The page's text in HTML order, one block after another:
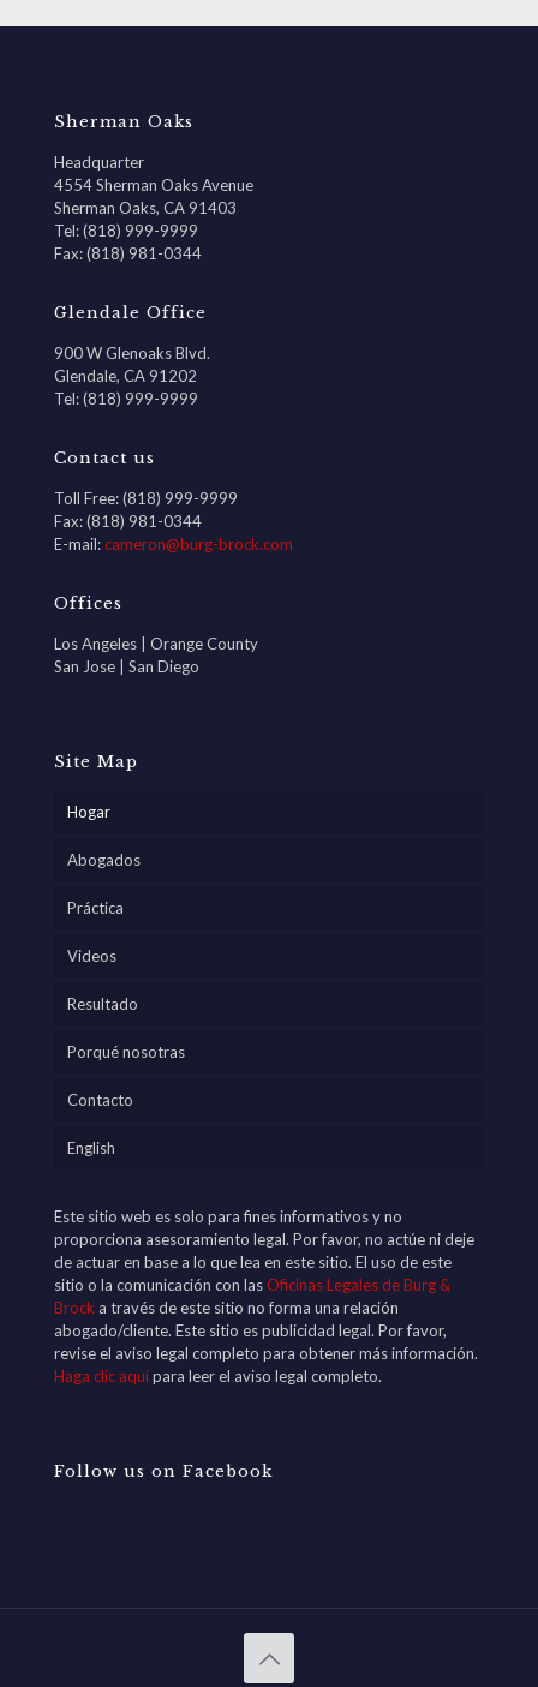
Sherman Oaks
Headquarter
4554 Sherman Oaks Avenue
Sherman Oaks, CA 91403
Tel: (818) 999-9999
Fax: (818) 981-0344
Glendale Office
900 W Glenoaks Blvd.
Glendale, CA 91202
Tel: (818) 999-9999
Contact us
Toll Free: (818) 999-9999
Fax: (818) 981-0344
E-mail:cameron@burg-brock.com
Offices
Los Angeles | Orange County
San Jose | San Diego
Site Map
Hogar
Abogados
Práctica
Videos
Resultado
Porqué nosotras
Contacto
English
Este sitio web es solo para fines informativos y no
proporciona asesoramiento legal. Por favor, no actúe ni deje
de actuar en base a lo que lea en este sitio. El uso de este
sitio o la comunicación con lasOficinas Legales de Burg &
Brock a través de este sitio no forma una relación
abogado/cliente. Este sitio es publicidad legal. Por favor,
revise el aviso legal completo para obtener más información.
Haga clic aquípara leer el aviso legal completo.
Follow us on Facebook